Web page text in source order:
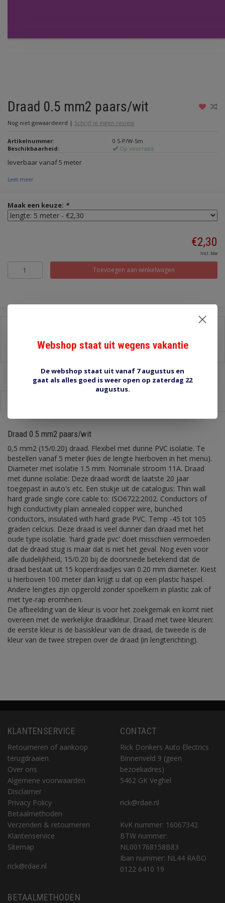
Draad 0.5 mm2 paars/wit
Nog niet gewaardeerd | Schrijf je eigen review
Artikelnummer:
0.5-P/W-5m
Beschikbaarheid:
Op voorraad
leverbaar vanaf 5 meter
Lees meer
Maak een keuze: *
€2,30
Incl. btw
Toevoegen aan winkelwagen
Stel een vraag over dit product
Afdrukken
Draad 0.5 mm2 paars/wit
0,5 mm2 (15/0.20) draad. Flexibel met dunne PVC isolatie. Te
bestellen vanaf 5 meter (kies de lengte hierboven in het menu).
Diameter met isolatie 1.5 mm. Nominale stroom 11A. Draad
met dunne isolatie: Deze draad wordt de laatste 20 jaar
toegepast in auto's etc. Een stukje uit de catalogus: Thin wall
hard grade single core cable to: ISO6722:2002. Conductors of
high conductivity plain annealed copper wire, bunched
conductors, insulated with hard grade PVC. Temp -45 tot 105
graden celcius. Deze draad is veel dunner dan draad met het
oude type isolatie. 'hard grade pvc' doet misschien vermoeden
dat de draad stug is maar dat is niet het geval. Nog even voor
alle duidelijkheid, 15/0.20 bij de doorsnede betekend dat de
draad bestaat uit 15 koperdraadjes van 0.20 mm diameter. Kiest
u hierboven 100 meter dan krijgt u dat op een plastic haspel.
Andere lengtes zijn opgerold zonder spoelkern in plastic zak of
met tye-rap eromheen.
De afbeelding van de kleur is voor het zoekgemak en komt niet
overeen met de werkelijke draadkleur. Draad met twee kleuren:
de eerste kleur is de basiskleur van de draad, de tweede is de
kleur van de twee strepen over de draad (in lengterichting).
KLANTENSERVICE
Retourneren of aankoop
terugdraaien
Over ons
Algemene voorwaarden
Disclaimer
Privacy Policy
Betaalmethoden
Verzenden & retourneren
Klantenservice
Sitemap
rick@rdae.nl
CONTACT
Rick Donkers Auto Electrics
Binnenveld 9 (geen
bezoekadres)
5462 GK Veghel
rick@rdae.nl
KvK nummer: 16067342
BTW nummer:
NL001768158B83
Iban nummer: NL44 RABO
0122 6410 19
BETAALMETHODEN
Webshop staat uit wegens vakantie
De webshop staat uit vanaf 7 augustus en
gaat als alles goed is weer open op zaterdag 22
augustus.